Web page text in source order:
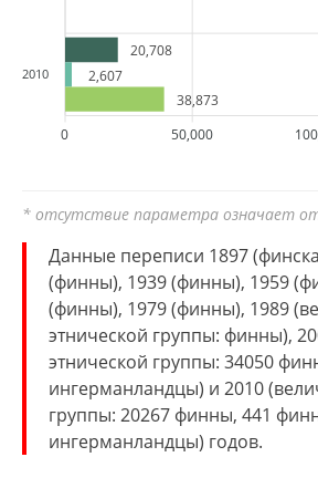
20,708
2,607
38,873
2010
50,000
0
* отсутствие параметра означает
Данные переписи 1897
(финны), 1939 (финны), 1959
(финны), 1979 (финны), 1989
этнической группы: финны),
этнической группы: 34050
ингерманландцы) и 2010
группы: 20267 финны, 441
ингерманландцы) годов.